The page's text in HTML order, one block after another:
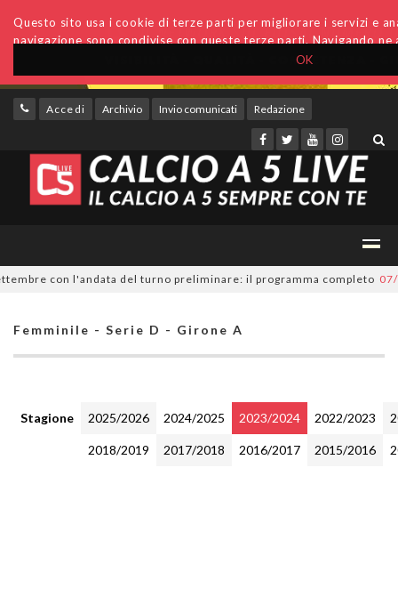
OK
Questo sito usa i cookie di terze parti per migliorare i servizi e
navigazione sono condivise con queste terze parti. Navigando
Accedi Archivio Invio comunicati Redazione
con l'andata del turno preliminare: il programma completo 07/08/
Femminile - Serie D - Girone A
Stagione 2025/2026 2024/2025 2023/2024 2022/2023
2018/2019 2017/2018 2016/2017 2015/2016